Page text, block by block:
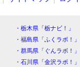
・栃木県「栃ナビ！」
・福島県「ふくラボ！」
・群馬県「ぐんラボ！」
・石川県「金沢ラボ！」